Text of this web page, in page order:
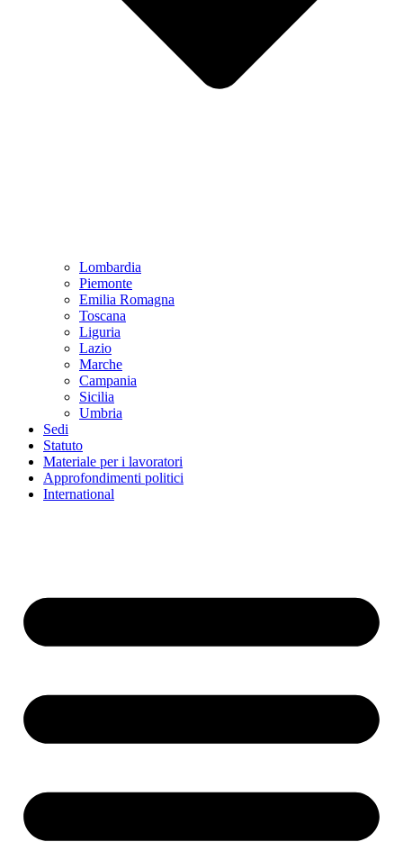
Lombardia
Piemonte
Emilia Romagna
Toscana
Liguria
Lazio
Marche
Campania
Sicilia
Umbria
Sedi
Statuto
Materiale per i lavoratori
Approfondimenti politici
International